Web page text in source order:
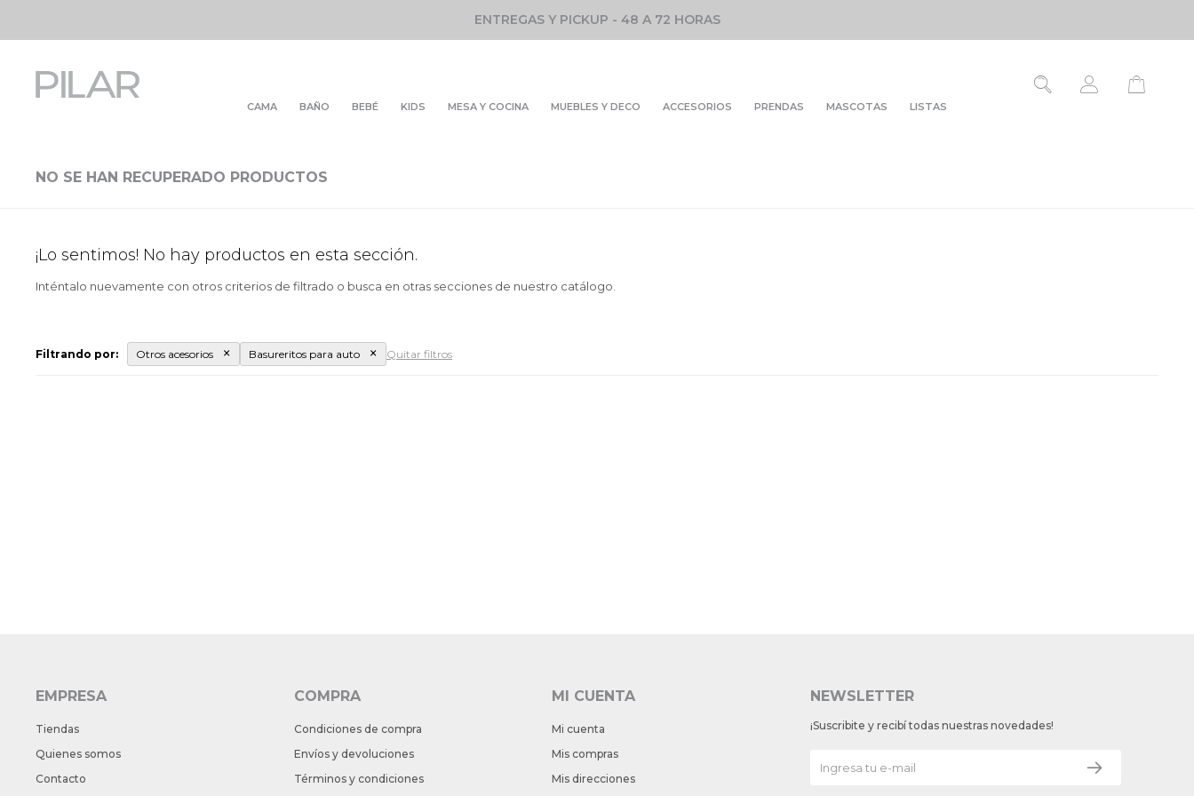
ENTREGAS Y PICKUP - 48 A 72 HORAS
CAMA BAÑO BEBÉ KIDS MESA Y COCINA MUEBLES Y DECO ACCESORIOS PRENDAS MASCOTAS LISTAS
NO SE HAN RECUPERADO PRODUCTOS
¡Lo sentimos! No hay productos en esta sección.
Inténtalo nuevamente con otros criterios de filtrado o busca en otras secciones de nuestro catálogo.
Filtrando por: Otros acesorios Basureritos para auto Quitar filtros
EMPRESA
Tiendas
Quienes somos
Contacto
COMPRA
Condiciones de compra
Envíos y devoluciones
Términos y condiciones
MI CUENTA
Mi cuenta
Mis compras
Mis direcciones
NEWSLETTER
¡Suscribite y recibí todas nuestras novedades!